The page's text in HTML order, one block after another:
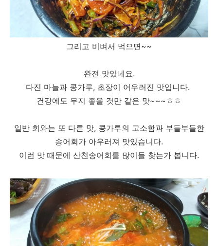
그리고 비벼서 먹으면~~
완전 맛있네요.
다진 마늘과 콩가루, 초장이 어우러진 맛입니다.
건강에도 무지 좋을 것만 같은 맛~~~ㅎㅎ
일반 회와는 또 다른 맛, 콩가루의 고소함과 부들부들한
송어회가 아우러져 맛있습니다.
이런 맛 때문에 산천송어회를 많이들 찾는가 봅니다.